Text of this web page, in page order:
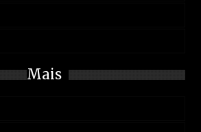
Mais